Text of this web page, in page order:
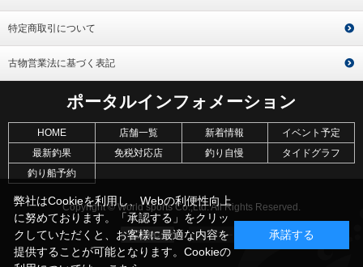
特定商取引について
古物営業法に基づく表記
ポータルインフォメーション
HOME 店舗一覧 新着情報
イベント予定
最新釣果
免税対応店 釣り自慢
タイドグラフ
釣り船予約
Copyright © World sports Co.,Ltd. All Rights Reserved.
弊社はCookieを利用し、Webの利便性向上
に努めております。「承認する」をクリッ
クしていただくと、お客様に最適な内容を
提供することが可能となります。Cookieの
承諾する